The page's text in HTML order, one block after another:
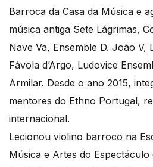
Barroca da Casa da Música e
música antiga Sete Lágrimas,
Nave Va, Ensemble D. João V,
Fávola d’Argo, Ludovice
Armilar. Desde o ano 2015,
mentores do Ethno Portugal,
internacional.
Lecionou violino barroco na
Música e Artes do